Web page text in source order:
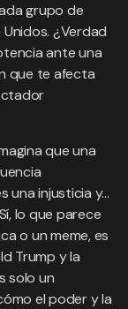
grupo de
¿Verdad
ante una
que te afecta
que una
una injusticia y…
lo que parece
o un meme, es
Trump y la
solo un
el poder y la